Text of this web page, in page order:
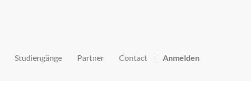
Studiengänge Partner Contact Anmelden